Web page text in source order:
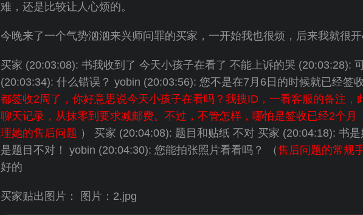
难，还是比较让人心烦的。
今晚来了一个气势汹汹来兴师问罪的买家，一开始我也很烦，后来我就很开
买家 (20:03:08): 书我收到了 今天小孩子在看了 不能上诉的哭 (20:03:28):
(20:03:34): 什么错误？ yobin (20:03:56): 您不是在7月6日的时候就已经签
都签收2周了，你好意思说今天小孩子在看吗？我搜ID，一看客服的备注，
聊天记录，从抹零到要求减邮费。不过，不管怎样，哪怕是签收已经2个月
理她的售后问题 ） 买家 (20:04:08): 题目和贴纸 不对 买家 (20:04:18): 书
是题目不对！ yobin (20:04:30): 您能拍张照片看看吗？ （售后问题的常规
好的
买家贴出图片： 图片：2.jpg